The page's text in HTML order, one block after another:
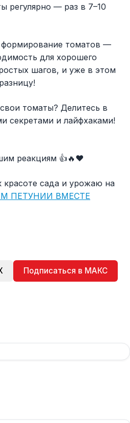
регулярно — раз в 7–10
формирование томатов —
для хорошего
шагов, и уже в этом
томаты? Делитесь в
секретами и лайфхаками!
реакциям 👍🔥♥️
сада и урожаю на
ПЕТУНИИ ВМЕСТЕ
Подписаться в МАКС